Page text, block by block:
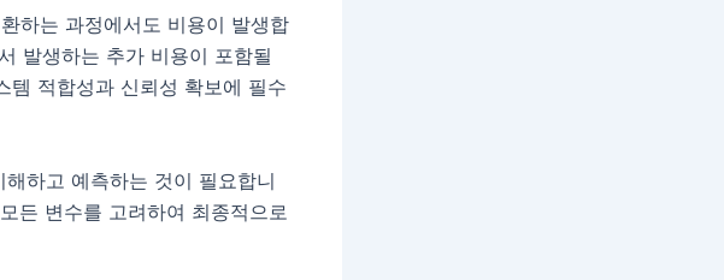
하는 과정에서도 비용이 발생합
발생하는 추가 비용이 포함될
템 적합성과 신뢰성 확보에 필수
하고 예측하는 것이 필요합니
든 변수를 고려하여 최종적으로